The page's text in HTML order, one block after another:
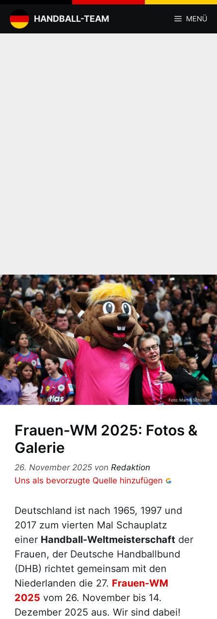
Inhalt
springen
HANDBALL-TEAM MENÜ
Foto: Martin Schuster
Frauen-WM 2025: Fotos &
Galerie
26. November 2025 von Redaktion
Uns als bevorzugte Quelle hinzufügen
Deutschland ist nach 1965, 1997 und
2017 zum vierten Mal Schauplatz
einer Handball-Weltmeisterschaft der
Frauen, der Deutsche Handballbund
(DHB) richtet gemeinsam mit den
Niederlanden die 27. Frauen-WM
2025 vom 26. November bis 14.
Dezember 2025 aus. Wir sind dabei!